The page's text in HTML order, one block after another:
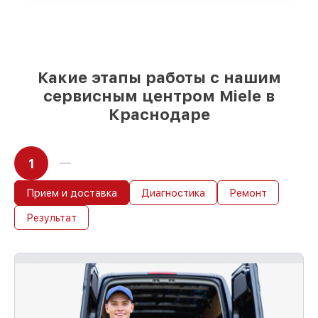
Какие этапы работы с нашим
сервисным центром Miele в
Краснодаре
1
Прием и доставка Диагностика Ремонт
Результат